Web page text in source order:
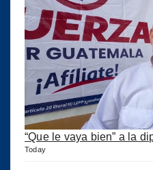
“Que le vaya bien” a la
Today